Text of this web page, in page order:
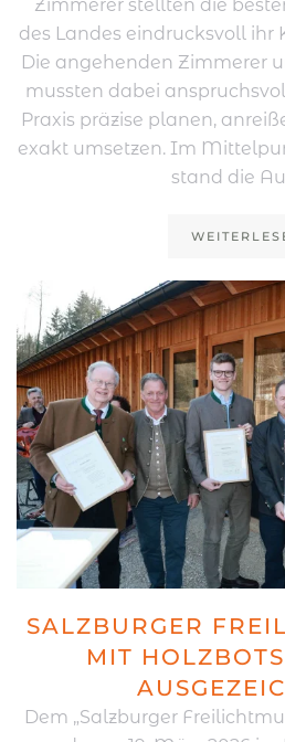
Zimmerer stellten die
des Landes eindrucksvoll ihr
Die angehenden Zimmerer
mussten dabei
Praxis präzise planen,
exakt umsetzen. Im
stand die
SALZBURGER
MIT
Dem „Salzburger